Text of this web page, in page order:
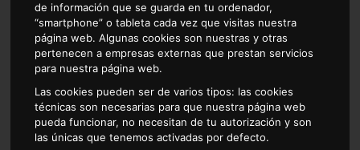
de información que se guarda en tu ordenador,
“smartphone” o tableta cada vez que visitas nuestra
página web. Algunas cookies son nuestras y otras
pertenecen a empresas externas que prestan servicios
para nuestra página web.
Las cookies pueden ser de varios tipos: las cookies
técnicas son necesarias para que nuestra página web
pueda funcionar, no necesitan de tu autorización y son
las únicas que tenemos activadas por defecto.
MOSTAZA BOCA-BAJO VIVO 300gr